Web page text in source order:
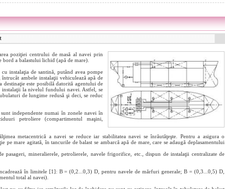
poziţiei centrului de masă al navei prin
bord a balastului lichid (apă de mare).
instalaţia de santină, putând avea pompe
ambele instalaţii vehiculează apă de
este posibilă datorită agentului de
instalaţii la nivelul fundului navei. Astfel, se
de lungime redusă şi deci, se reduc
independente numai în zonele navei în
petroliere (compartimentul maşini,
metacentrică a navei se reduce iar stabilitatea navei se înrăutăţeşte. Pentru a asigura o
pe mare agitată, în tancurile de balast se ambarcă apă de mare, care se adaugă deplasamentului
pasageri, mineralierele, petrolierele, navele frigorifice, etc., dispun de instalaţii centralizate de
în limitele [1]: B = (0,2...0,3) D, pentru navele de mărfuri generale; B = (0,3...0,5) D,
total al navei).